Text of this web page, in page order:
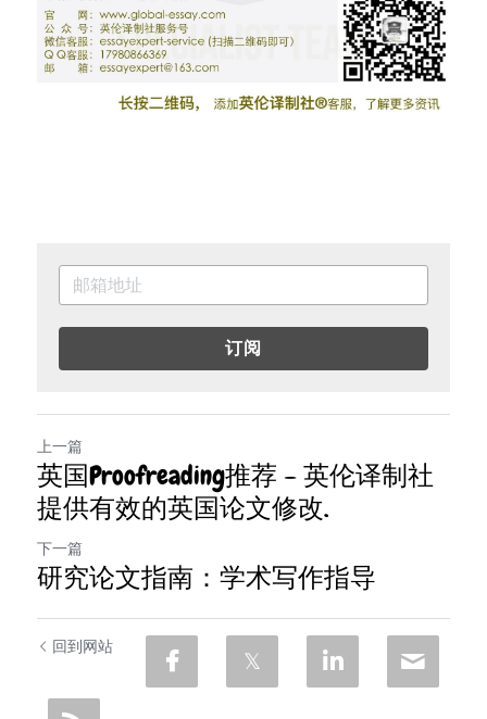
订阅
上一篇
英国Proofreading推荐 – 英伦译制社
提供有效的英国论文修改.
下一篇
研究论文指南：学术写作指导
回到网站